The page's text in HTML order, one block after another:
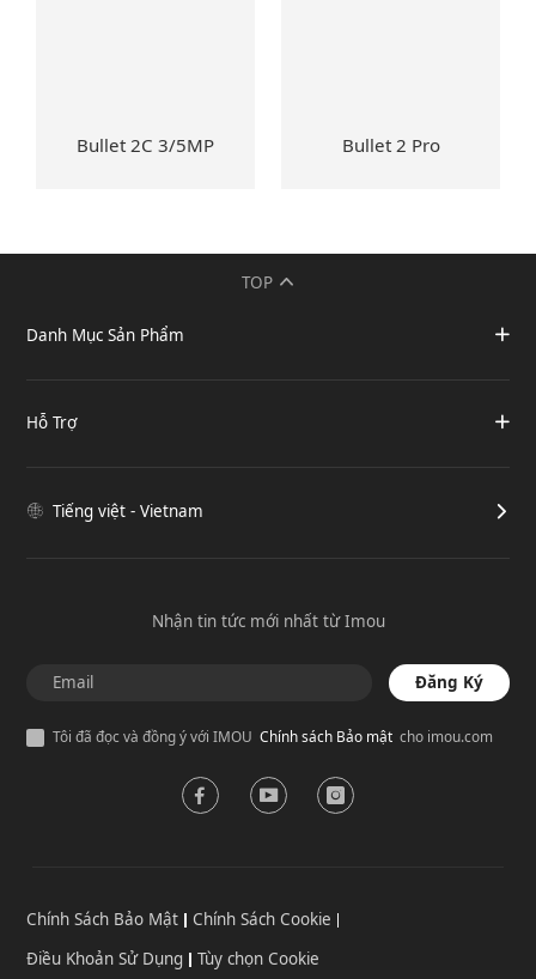
Bullet 2C 3/5MP Bullet 2 Pro
TOP
Danh Mục Sản Phẩm
Hỗ Trợ
Tiếng việt - Vietnam
Nhận tin tức mới nhất từ Imou
Đăng Ký
Tôi đã đọc và đồng ý với IMOU Chính sách Bảo mậtcho imou.com
Chính Sách Bảo Mật
Chính Sách Cookie
Điều Khoản Sử Dụng
Tùy chọn Cookie